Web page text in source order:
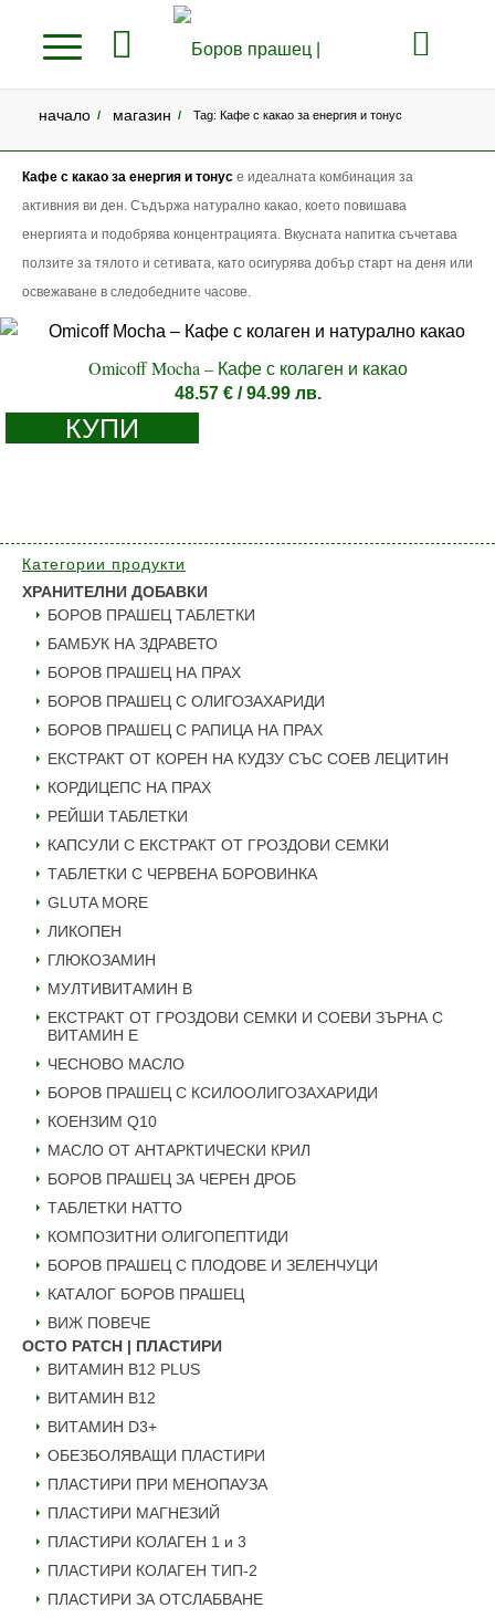
начало / магазин / Tag: Кафе с какао за енергия и тонус
Кафе с какао за енергия и тонус е идеалната комбинация за
активния ви ден. Съдържа натурално какао, което повишава
енергията и подобрява концентрацията. Вкусната напитка съчетава
ползите за тялото и сетивата, като осигурява добър старт на деня или
освежаване в следобедните часове.
Omicoff Mocha – Кафе с колаген и какао
48.57 €/ 94.99 лв.
КУПИ
Категории продукти
ХРАНИТЕЛНИ ДОБАВКИ
БОРОВ ПРАШЕЦ ТАБЛЕТКИ
БАМБУК НА ЗДРАВЕТО
БОРОВ ПРАШЕЦ НА ПРАХ
БОРОВ ПРАШЕЦ С ОЛИГОЗАХАРИДИ
БОРОВ ПРАШЕЦ С РАПИЦА НА ПРАХ
ЕКСТРАКТ ОТ КОРЕН НА КУДЗУ СЪС СОЕВ ЛЕЦИТИН
КОРДИЦЕПС НА ПРАХ
РЕЙШИ ТАБЛЕТКИ
КАПСУЛИ С ЕКСТРАКТ ОТ ГРОЗДОВИ СЕМКИ
ТАБЛЕТКИ С ЧЕРВЕНА БОРОВИНКА
GLUTA MORE
ЛИКОПЕН
ГЛЮКОЗАМИН
МУЛТИВИТАМИН B
ЕКСТРАКТ ОТ ГРОЗДОВИ СЕМКИ И СОЕВИ ЗЪРНА С
ВИТАМИН Е
ЧЕСНОВО МАСЛО
БОРОВ ПРАШЕЦ С КСИЛООЛИГОЗАХАРИДИ
КОЕНЗИМ Q10
МАСЛО ОТ АНТАРКТИЧЕСКИ КРИЛ
БОРОВ ПРАШЕЦ ЗА ЧЕРЕН ДРОБ
ТАБЛЕТКИ НАТТО
КОМПОЗИТНИ ОЛИГОПЕПТИДИ
БОРОВ ПРАШЕЦ С ПЛОДОВЕ И ЗЕЛЕНЧУЦИ
КАТАЛОГ БОРОВ ПРАШЕЦ
ВИЖ ПОВЕЧЕ
OCTO PATCH | ПЛАСТИРИ
ВИТАМИН B12 PLUS
ВИТАМИН B12
ВИТАМИН D3+
ОБЕЗБОЛЯВАЩИ ПЛАСТИРИ
ПЛАСТИРИ ПРИ МЕНОПАУЗА
ПЛАСТИРИ МАГНЕЗИЙ
ПЛАСТИРИ КОЛАГЕН 1 и 3
ПЛАСТИРИ КОЛАГЕН ТИП-2
ПЛАСТИРИ ЗА ОТСЛАБВАНЕ